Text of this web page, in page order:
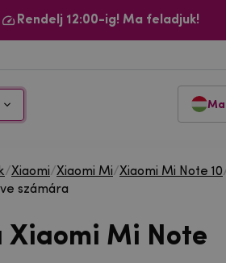
Rendelj 12:00-ig! Ma feladjuk!
/Xiaomi/Xiaomi Mi/Xiaomi Mi Note 10
számára
Xiaomi Mi Note